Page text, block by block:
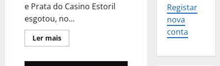
e Prata do Casino Estoril
esgotou, no...
Ler maisLeia
mais
Registar
nova
conta